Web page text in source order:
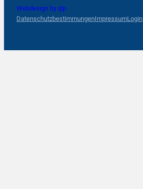
Webdesign by qlp
DatenschutzbestimmungenImpressumLogin